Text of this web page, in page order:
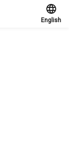
English